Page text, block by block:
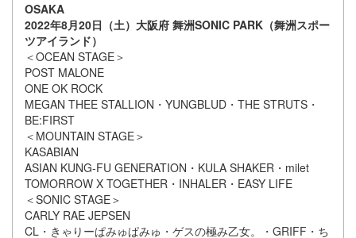
OSAKA
2022年8月20日（土）大阪府 舞洲SONIC PARK（舞洲スポー
ツアイランド）
＜OCEAN STAGE＞
POST MALONE
ONE OK ROCK
MEGAN THEE STALLION・YUNGBLUD・THE STRUTS・
BE:FIRST
＜MOUNTAIN STAGE＞
KASABIAN
ASIAN KUNG-FU GENERATION・KULA SHAKER・milet
TOMORROW X TOGETHER・INHALER・EASY LIFE
＜SONIC STAGE＞
CARLY RAE JEPSEN
CL・きゃりーぱみゅぱみゅ・ゲスの極み乙女。・GRIFF・ち